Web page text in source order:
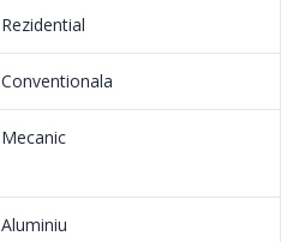
Rezidential
Conventionala
Mecanic
Aluminiu